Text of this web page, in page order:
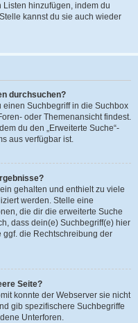
hinzufügen, indem du
kannst du sie auch wieder
durchsuchen?
einen Suchbegriff in die Suchbox
oder Themenansicht findest.
du den „Erweiterte Suche“-
aus verfügbar ist.
gehalten und enthielt zu viele
werden. Stelle eine
die dir die erweiterte Suche
dass dein(e) Suchbegriff(e) hier
die Rechtschreibung der
Seite?
konnte der Webserver sie nicht
gib spezifischere Suchbegriffe
Unterforen.